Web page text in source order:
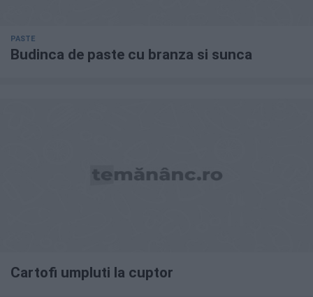
PASTE
Budinca de paste cu branza si sunca
Cartofi umpluti la cuptor